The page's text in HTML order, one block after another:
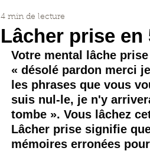
Lâcher prise
4 min de lecture
Votre mental lâche
« désolé pardon merci
les phrases que vous
suis nul-le, je n'y
tombe ». Vous lâchez
Lâcher prise signifie
mémoires erronées